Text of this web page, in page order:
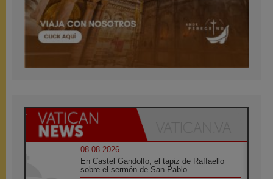
08.08.2026
En Castel Gandolfo, el tapiz de Raffaello
sobre el sermón de San Pablo